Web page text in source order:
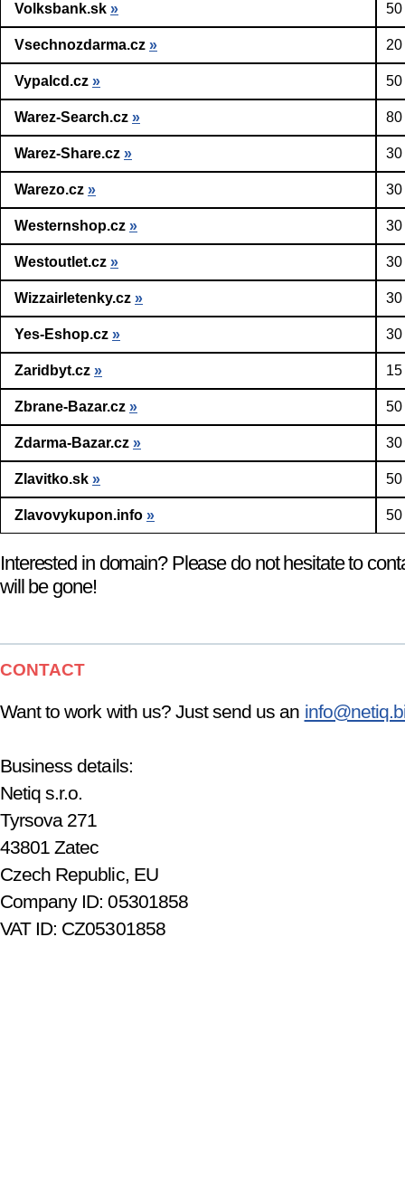
Volksbank.sk » 50
Vsechnozdarma.cz »
Vypalcd.cz » 50
Warez-Search.cz » 80
Warez-Share.cz » 30
Warezo.cz » 30
Westernshop.cz » 30
Westoutlet.cz » 30
Wizzairletenky.cz » 30
Yes-Eshop.cz » 30
Zaridbyt.cz »
Zbrane-Bazar.cz » 50
Zdarma-Bazar.cz » 30
Zlavitko.sk » 50
Zlavovykupon.info » 50
Interested in domain? Please do not hesitate to
will be gone!
CONTACT
Want to work with us? Just send us an
Business details:
Netiq s.r.o.
Tyrsova 271
43801 Zatec
Czech Republic, EU
Company ID: 05301858
VAT ID: CZ05301858